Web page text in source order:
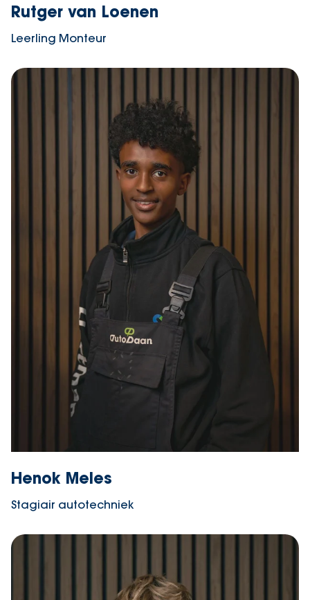
Rutger van Loenen
Leerling Monteur
Henok Meles
Stagiair autotechniek